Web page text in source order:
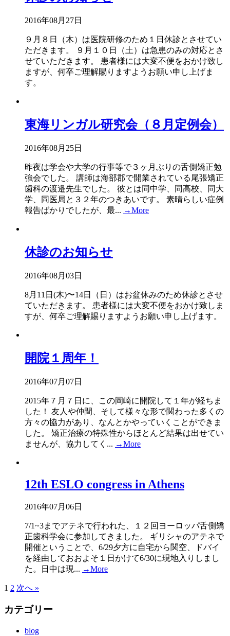
2016年08月27日
９月８日（木）は医院研修のため１日休診とさせてい
ただきます。 ９月１０日（土）は急患のみの対応とさ
せていただきます。 患者様には大変不便をおかけ致し
ますが、何卒ご理解賜りますようお願い申し上げま
す。
東海リンガル研究会（８月定例会）
2016年08月25日
昨夜は学会や大学の行事等で３ヶ月ぶりの舌側矯正勉
強会でした。 講師は海部郡で開業されている尾張矯正
歯科の渡邉先生でした。 彼とは同中学、同高校、同大
学、同医局と３２年のつきあいです。 素晴らしい症例
報告ばかりでしたが、最... →More
休診のお知らせ
2016年08月03日
8月11日(木)〜14日（日）はお盆休みのため休診とさせ
ていただきます。 患者様には大変不便をおかけ致しま
すが、何卒ご理解賜りますようお願い申し上げます。
開院１周年！
2016年07月07日
2015年７月７日に、この岡崎に開院して１年が経ちま
した！ 友人や仲間、そして様々な形で関わった多くの
方々の協力があり、なんとかやっていくことができま
した。 矯正治療の特殊性からほとんど結果は出せてい
ませんが、協力してく... →More
12th ESLO congress in Athens
2016年07月06日
7/1~3までアテネで行われた、１２回ヨーロッパ舌側矯
正歯科学会に参加してきました。 ギリシャのアテネで
開催ということで、6/29夕方に自宅から関空、ドバイ
を経由しておおよそ１日かけて6/30に現地入りしまし
た。日中は現... →More
1 2 次へ »
カテゴリー
blog